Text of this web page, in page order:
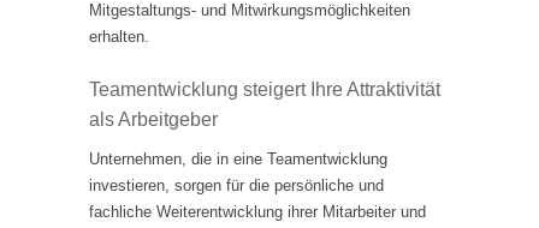
Mitgestaltungs- und Mitwirkungsmöglichkeiten
erhalten.
Teamentwicklung steigert Ihre Attraktivität
als Arbeitgeber
Unternehmen, die in eine Teamentwicklung
investieren, sorgen für die persönliche und
fachliche Weiterentwicklung ihrer Mitarbeiter und